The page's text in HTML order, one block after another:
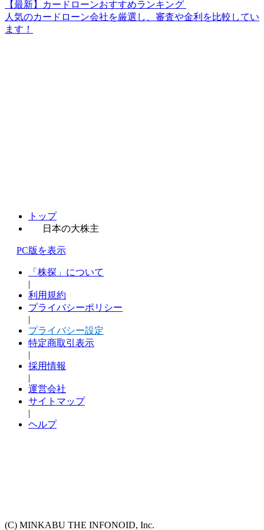
【最新】カードローンおすすめランキング
人気のカードローン会社を厳選し、審査や金利を比較してい
ます！
トップ
日本の大株主
PC版を表示
「株探」について
|
利用規約
プライバシーポリシー
|
プライバシー設定
特定商取引表示
|
採用情報
|
運営会社
サイトマップ
|
ヘルプ
(C) MINKABU THE INFONOID, Inc.